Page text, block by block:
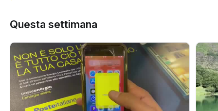
Questa settimana